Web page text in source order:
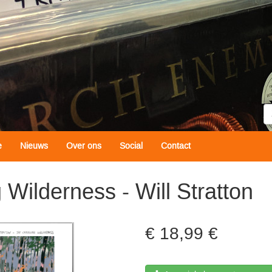
Nieuws Over ons Social Contact
Wilderness - Will Stratton
18,99 €